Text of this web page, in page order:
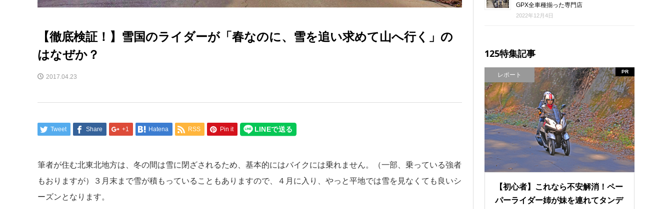
【徹底検証！】雪国のライダーが「春なのに、雪を追い求めて山へ行く」の
はなぜか？
2017.04.23
Tweet Share +1 Hatena RSS Pin it
筆者が住む北東北地方は、冬の間は雪に閉ざされるため、基本的にはバイクには乗れません。（一部、乗っている強者
もおりますが）３月末まで雪が積もっていることもありますので、４月に入り、やっと平地では雪を見なくても良いシ
ーズンとなります。
GPX全車種揃った専門店
2022年12月4日
125特集記事
レポート PR
【初心者】これなら不安解消！ペー
パーライダー姉が妹を連れてタンデ